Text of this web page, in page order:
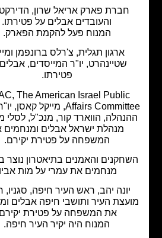
חברת פארק אריאל שרון, הדירקטוריון
והעובדים אבלים על פטירתו.
המנוח פעל להקמת הפארק.
ארגון תגלית, צ'רלס ברונפמן ומייקל
שטיינהרט, יו"ר המייסדים, אבלים אל
AIPAC, The American Israel Public
Affairs Committee, מייקל קאסן, יו"ר וחברי
הווארד קור, מנכ"ל, לסלי מירצי'ן,
מנהלת ישראל אבלים ומנחמים את
המשפחה על פטירת יקירם.
והאמנים בתיאטרון נוצר בבת ים
מנחמים את עמרי על מות אביו.
יונה יהב, ראש העיר חיפה, סגניו, חברי
העיר ותושבי חיפה אבלים ומנחמים
את המשפחה על פטירת יקירם.
המנוח היה יקיר העיר חיפה.